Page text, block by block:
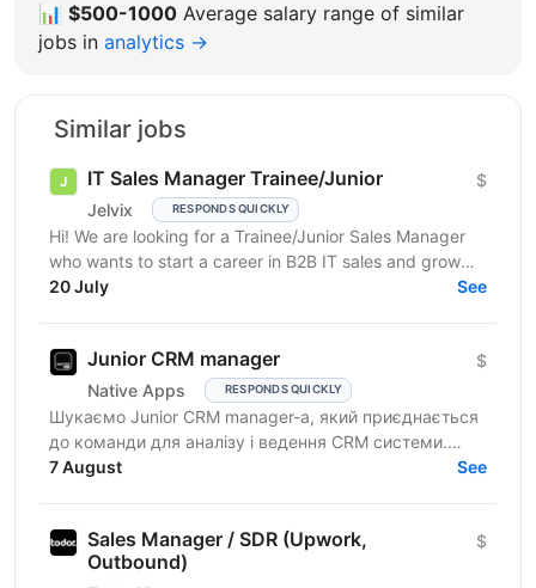
📊 $500-1000 Average salary range of similar
jobs in analytics →
Similar jobs
IT Sales Manager Trainee/Junior
Jelvix RESPONDS QUICKLY
$
Hi! We are looking for a Trainee/Junior Sales Manager
who wants to start a career in B2B IT sales and grow
professionally in this field. This role is a...
20 July See
Junior CRM manager
Native Apps RESPONDS QUICKLY
$
Шукаємо Junior CRM manager-a, який приєднається
до команди для аналізу і ведення CRM системи.
Функціональні обов’язки: робота з CRM-
7 August See
Sales Manager / SDR (Upwork,
Outbound)
$